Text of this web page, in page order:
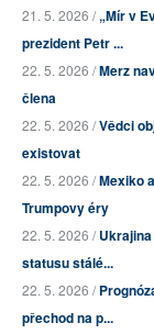
21. 5. 2026 /„Mír v
prezident Petr ...
22. 5. 2026 /Merz
člena
22. 5. 2026 /Vědci
existovat
22. 5. 2026 /Mexiko
Trumpovy éry
22. 5. 2026 /
statusu stálé...
22. 5. 2026 /
přechod na p...